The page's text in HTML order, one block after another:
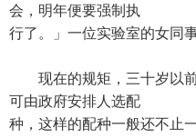
会，明年便要强制执
行了。」一位实验室的女同
现在的规矩，三十岁以前
可由政府安排人选配
种，这样的配种一般还不止